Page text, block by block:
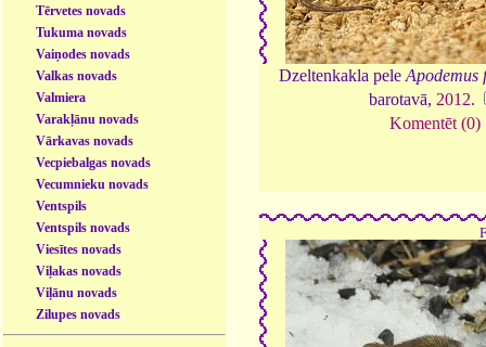
Tērvetes novads
Tukuma novads
Vaiņodes novads
Valkas novads
Valmiera
Varakļānu novads
Vārkavas novads
Vecpiebalgas novads
Vecumnieku novads
Ventspils
Ventspils novads
Viesītes novads
Viļakas novads
Viļānu novads
Zilupes novads
Dzeltenkakla pele Apodemus
barotavā, 2012.
Komentēt (0)